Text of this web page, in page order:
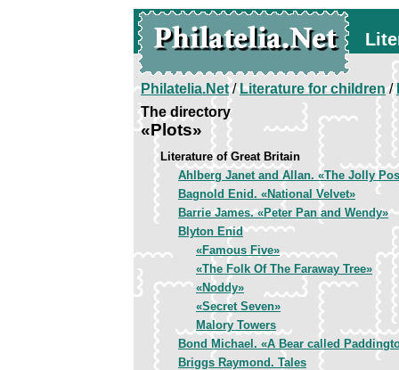
Philatelia.Net/Literature for children/
The directory
«Plots»
Literature of Great Britain
Ahlberg Janet and Allan. «The Jolly
Bagnold Enid. «National Velvet»
Barrie James. «Peter Pan and Wendy»
Blyton Enid
«Famous Five»
«The Folk Of The Faraway Tree»
«Noddy»
«Secret Seven»
Malory Towers
Bond Michael. «A Bear called
Briggs Raymond. Tales